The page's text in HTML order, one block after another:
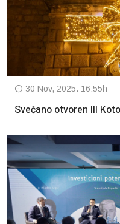
30 Nov, 2025. 16:55h
Svečano otvoren III